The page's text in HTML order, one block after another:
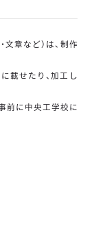
章など）は、制作
載せたり、加工し
前に中央工学校に